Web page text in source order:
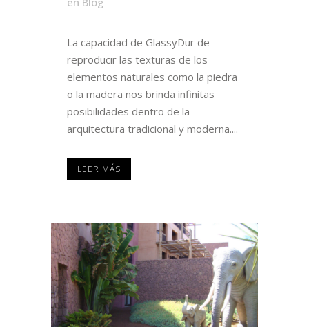
La capacidad de GlassyDur de
reproducir las texturas de los
elementos naturales como la piedra
o la madera nos brinda infinitas
posibilidades dentro de la
arquitectura tradicional y moderna....
LEER MÁS